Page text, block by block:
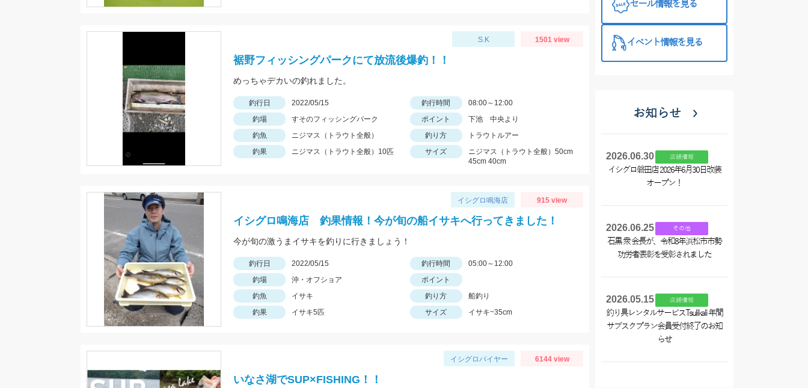
S.K 1501 view
裾野フィッシングパークにて放流後爆釣！！
めっちゃデカいの釣れました。
釣行日 2022/05/15 釣行時間
08:00～12:00
釣場
すそのフィッシングパーク ポイント
下池 中央より
釣魚
ニジマス（トラウト全般） 釣り方
トラウトルアー
釣果
ニジマス（トラウト全般）10匹 サイズ
ニジマス（トラウト全般）50cm
45cm 40cm
イシグロ鳴海店 915 view
イシグロ鳴海店 釣果情報！今が旬の船イサキへ行ってきました！
今が旬の激うまイサキを釣りに行きましょう！
釣行日 2022/05/15 釣行時間
05:00～12:00
釣場
沖・オフショア
ポイント
釣魚
イサキ 釣り方
船釣り
釣果
イサキ5匹 サイズ イサキ~35cm
イシグロバイヤー 6144 view
いなさ湖でSUP×FISHING！！
UP STORE開
セール情報を見る
イベント情報を見る
お知らせ
2026.06.30 店舗情報
イシグロ磐田店 2026年6月30日改装
オープン！
2026.06.25 その他
石黒 衆 会長が、令和8年浜松市市勢
功労者表彰を受彰されました
2026.05.15 店舗情報
釣り具レンタルサービスTsulikali 年間
サブスクプラン会員受付終了のお知
らせ